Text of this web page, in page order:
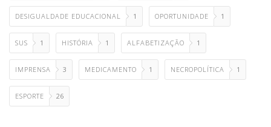
DESIGUALDADE EDUCACIONAL 1 OPORTUNIDADE 1
SUS 1 HISTÓRIA 1 ALFABETIZAÇÃO 1
IMPRENSA 3 MEDICAMENTO 1 NECROPOLÍTICA 1
ESPORTE 26